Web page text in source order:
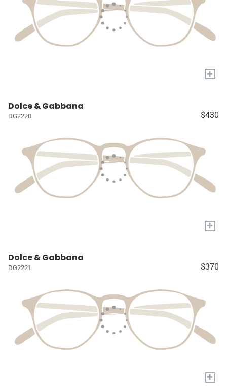
+
Dolce & Gabbana
DG2220 $430
+
Dolce & Gabbana
DG2221 $370
+